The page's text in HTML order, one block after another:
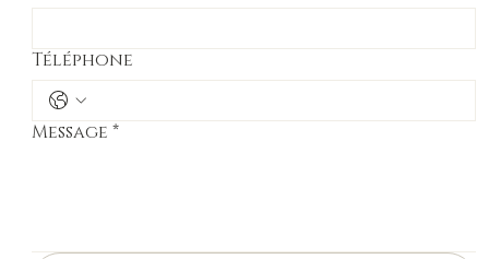
Téléphone
Message *